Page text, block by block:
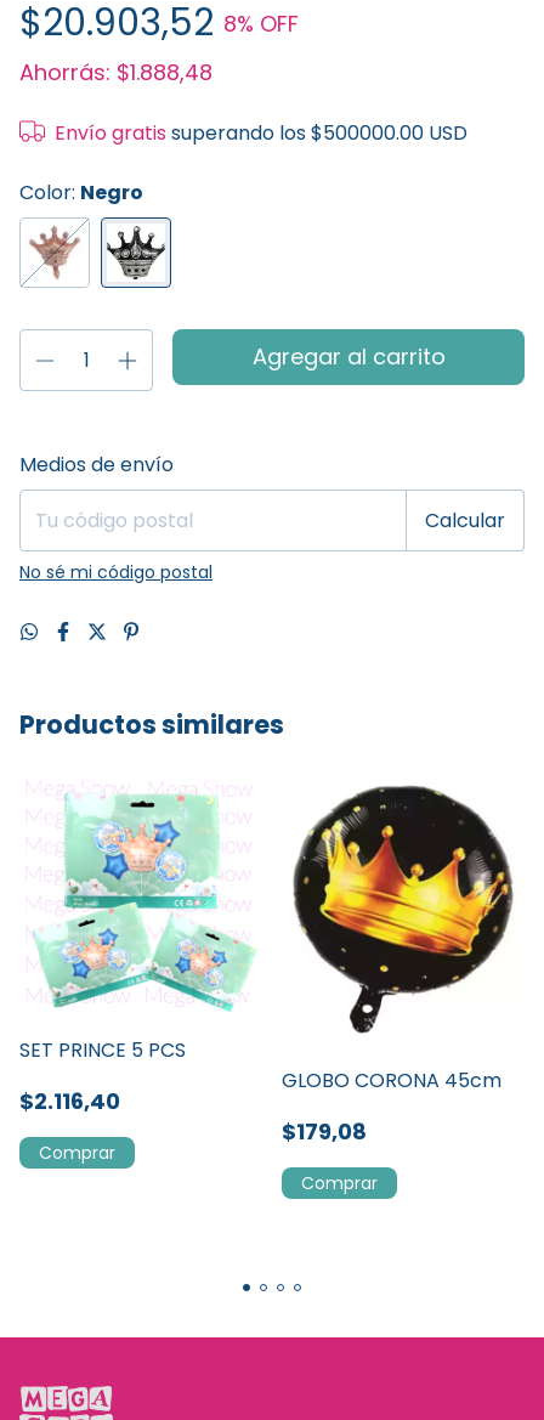
$20.903,52 8% OFF
Ahorrás: $1.888,48
Envío gratis superando los$500000.00 USD
Color: Negro
Entregas para el CP:
Medios de envío
Calcular
No sé mi código postal
Productos similares
SET PRINCE 5 PCS
$2.116,40
GLOBO CORONA 45cm
$179,08